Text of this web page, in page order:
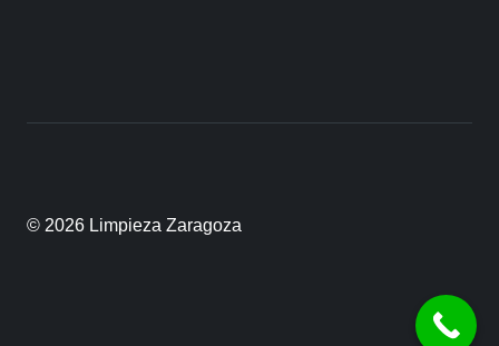
© 2026 Limpieza Zaragoza